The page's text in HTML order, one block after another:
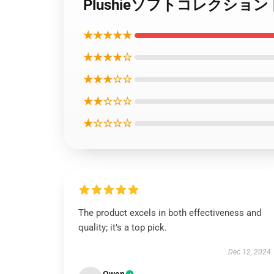
Plushieソフトコレクション
★★★★★
★★★★☆
★★★☆☆
★★☆☆☆
★☆☆☆☆
The product excels in both effectiveness and
quality; it’s a top pick.
Dec 12, 2024